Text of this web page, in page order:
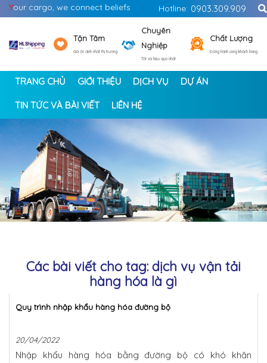
Your cargo, we connect beliefs Hotline: 0903.309.909
Tận Tâm
Giá ổn định nhất thị trường
Chuyên
Nghiệp
Tốt và hiệu quả nhất
Chất Lượng
Đồng hành cùng khách hàng
TRANG CHỦ GIỚI THIỆU DỊCH VỤ DỰ ÁN
TIN TỨC VÀ BÀI VIẾT LIÊN HỆ
< >
Các bài viết cho tag: dịch vụ vận tải
hàng hóa là gì
Quy trình nhập khẩu hàng hóa đường bộ
20/04/2022
Nhập khẩu hàng hóa bằng đường bộ có khó khăn